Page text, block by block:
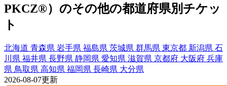
PKCZ®）のその他の都道府県別チケッ
ト
北海道 青森県 岩手県 福島県 茨城県 群馬県 東京都 新潟県 石
川県 福井県 長野県 静岡県 愛知県 滋賀県 京都府 大阪府 兵庫
県 鳥取県 高知県 福岡県 長崎県 大分県
2026-08-07更新